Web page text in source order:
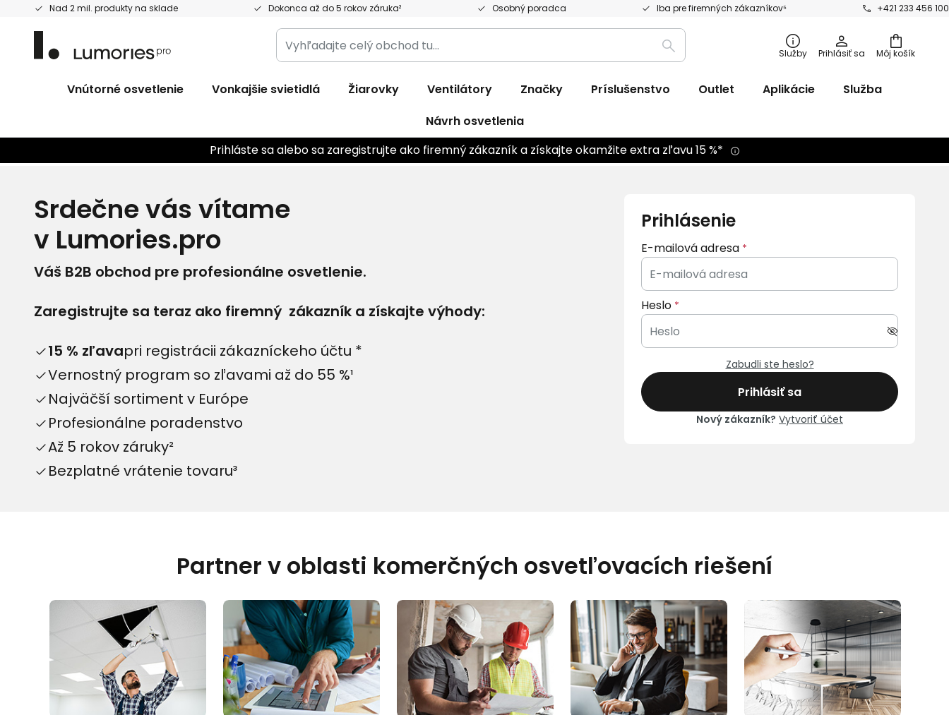
Nad 2 mil. produkty na sklade Dokonca až do 5 rokov záruka² Osobný poradca Iba pre firemných zákazníkov⁵ +421 233 456 100
Skip
Môj košík
Vyhľadajte
celý
tu...
Vyhľadávanie Služby Prihlásiť sa
Vnútorné osvetlenie Vonkajšie svietidlá Žiarovky Ventilátory Značky Príslušenstvo Outlet Aplikácie
Služba
Návrh osvetlenia
Prihláste sa alebo sa zaregistrujte ako firemný zákazník a získajte okamžite extra zľavu 15 %*
Srdečne vás vítame
v Lumories.pro
Váš B2B obchod pre profesionálne osvetlenie.
Zaregistrujte sa teraz ako firemný zákazník a získajte výhody:
15 % zľavapri registrácii zákazníckeho účtu *
Vernostný program so zľavami až do 55 %¹
Najväčší sortiment v Európe
Profesionálne poradenstvo
Až 5 rokov záruky²
Bezplatné vrátenie tovaru³
Prihlásenie
E-mailová adresa
Heslo
Zabudli ste heslo?
Prihlásiť sa
Nový zákazník? Vytvoriť účet
Partner v oblasti komerčných osvetľovacích riešení